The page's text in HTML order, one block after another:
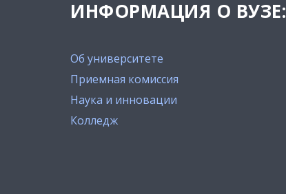
ИНФОРМАЦИЯ О ВУЗЕ:
Об университете
Приемная комиссия
Наука и инновации
Колледж